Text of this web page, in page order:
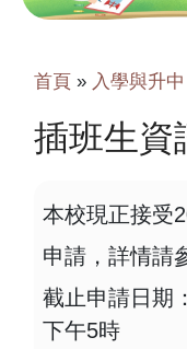
首頁 » 入學與升中
插班生資
本校現正接受
申請，詳情請
截止申請日期
下午5時